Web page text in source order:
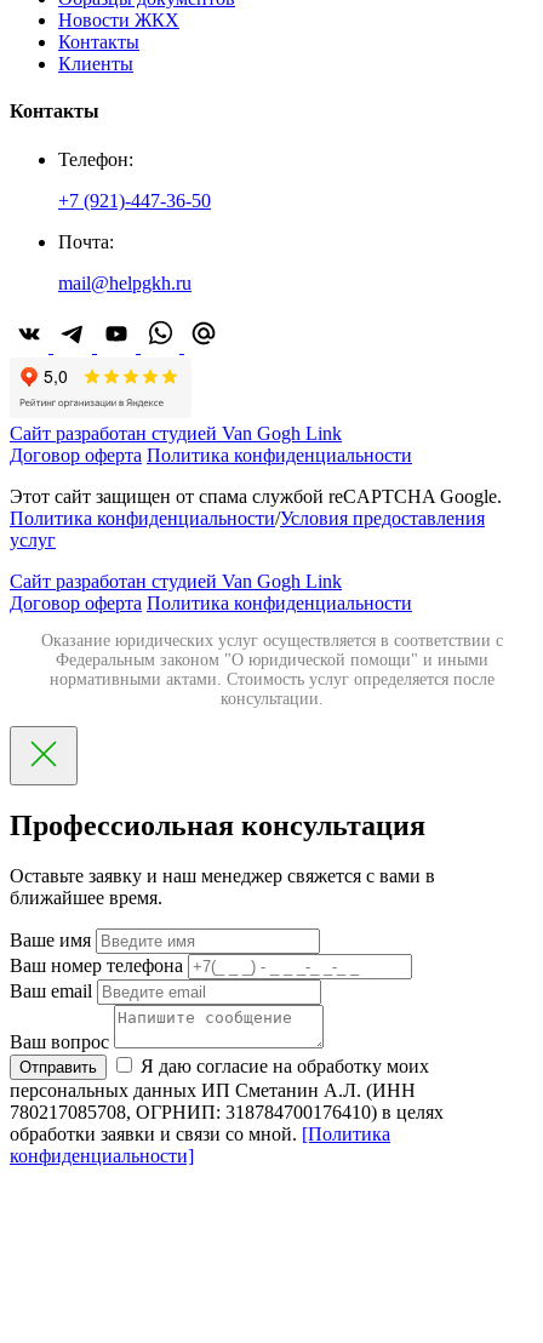
Новости ЖКХ
Контакты
Клиенты
Контакты
Телефон:
+7 (921)-447-36-50
Почта:
mail@helpgkh.ru
Сайт разработан студией Van Gogh Link
Договор оферта Политика конфиденциальности
Этот сайт защищен от спама службой reCAPTCHA Google.
Политика конфиденциальности/Условия предоставления
услуг
Сайт разработан студией Van Gogh Link
Договор оферта Политика конфиденциальности
Оказание юридических услуг осуществляется в соответствии с
Федеральным законом "О юридической помощи" и иными
нормативными актами. Стоимость услуг определяется после
консультации.
Профессиольная консультация
Оставьте заявку и наш менеджер свяжется с вами в
ближайшее время.
Ваше имя
Ваш номер телефона
Ваш email
Ваш вопрос
Отправить
Я даю согласие на обработку моих
персональных данных ИП Сметанин А.Л. (ИНН
780217085708, ОГРНИП: 318784700176410) в целях
обработки заявки и связи со мной. [Политика
конфиденциальности]